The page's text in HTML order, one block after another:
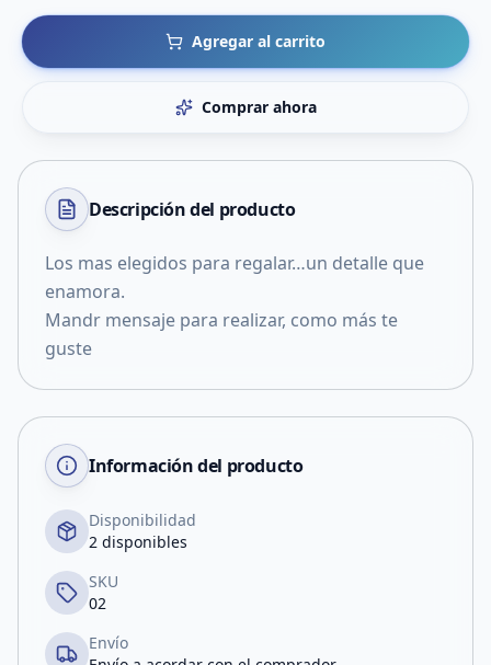
Agregar al carrito
Comprar ahora
Descripción del producto
Los mas elegidos para regalar…un detalle que
enamora.
Mandr mensaje para realizar, como más te
guste
Información del producto
Disponibilidad
2 disponibles
SKU
02
Envío